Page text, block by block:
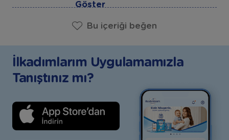
Göster
Bu içeriği beğen
İlkadımlarım Uygulamamızla
Tanıştınız mı?